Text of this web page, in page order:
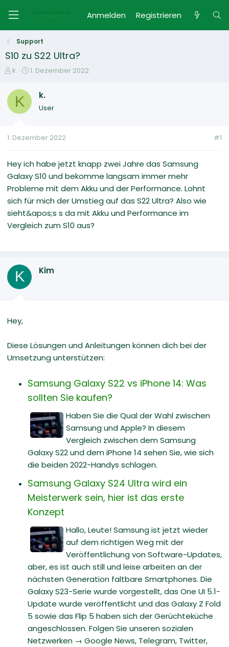
Anmelden Registrieren
Support
S10 zu S22 Ultra?
E
s
e
e
k.
E
t
e
t
m
1. Dezember 2022
K k.
User
1. Dezember 2022 #1
Hey ich habe jetzt knapp zwei Jahre das Samsung
Galaxy S10 und bekomme langsam immer mehr
Probleme mit dem Akku und der Performance. Lohnt
sich für mich der Umstieg auf das S22 Ultra? Also wie
sieht&apos;s s da mit Akku und Performance im
Vergleich zum S10 aus?
K Kim
Hey,
Diese Lösungen und Anleitungen können dich bei der
Umsetzung unterstützen:
Samsung Galaxy S22 vs iPhone 14: Was
sollten Sie kaufen?
Haben Sie die Qual der Wahl zwischen
Samsung und Apple? In diesem
Vergleich zwischen dem Samsung
Galaxy S22 und dem iPhone 14 sehen Sie, wie sich
die beiden 2022-Handys schlagen.
Samsung Galaxy S24 Ultra wird ein
Meisterwerk sein, hier ist das erste
Konzept
Hallo, Leute! Samsung ist jetzt wieder
auf dem richtigen Weg mit der
Veröffentlichung von Software-Updates,
aber, es ist auch still und leise arbeiten an der
nächsten Generation faltbare Smartphones. Die
Galaxy S23-Serie wurde vorgestellt, das One UI 5.1-
Update wurde veröffentlicht und das Galaxy Z Fold
5 sowie das Flip 5 haben sich der Gerüchteküche
angeschlossen. Folgen Sie unseren sozialen
Netzwerken → Google News, Telegram, Twitter,